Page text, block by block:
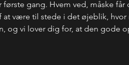
første gang. Hvem ved, måske
at være til stede i det øjeblik,
og vi lover dig for, at den gode